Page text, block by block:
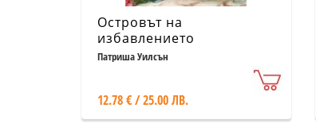
Островът на
избавлението
Патриша Уилсън
12.78 € / 25.00 ЛВ.